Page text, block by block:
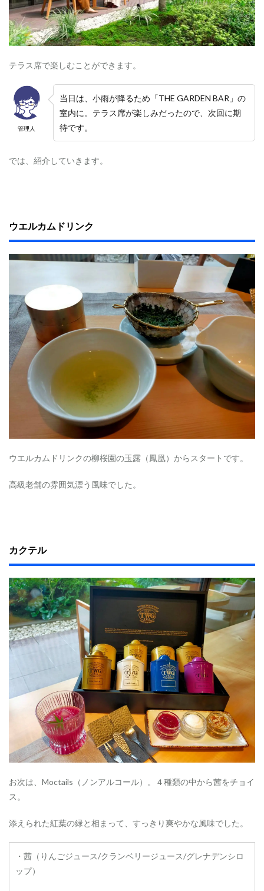
ハ
ー
ブ
テ
ィ
・
ー
ヒ
ー
7
っ
一
人
）
想
テラス席で楽しむことができます。
管理人
当日は、小雨が降るため「THE GARDEN BAR」の
室内に。テラス席が楽しみだったので、次回に期
待です。
では、紹介していきます。
ウエルカムドリンク
ウエルカムドリンクの柳桜園の玉露（鳳凰）からスタートです。
高級老舗の雰囲気漂う風味でした。
カクテル
お次は、Moctails（ノンアルコール）。４種類の中から茜をチョイ
ス。
添えられた紅葉の緑と相まって、すっきり爽やかな風味でした。
・茜（りんごジュース/クランベリージュース/グレナデンシロ
ップ）